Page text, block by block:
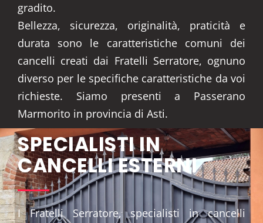
gradito.
Bellezza, sicurezza, originalità, praticità e
durata sono le caratteristiche comuni dei
cancelli creati dai Fratelli Serratore, ognuno
diverso per le specifiche caratteristiche da voi
richieste. Siamo presenti a Passerano
Marmorito in provincia di Asti.
SPECIALISTI IN
CANCELLI ESTERNI
I Fratelli Serratore, specialisti in cancelli